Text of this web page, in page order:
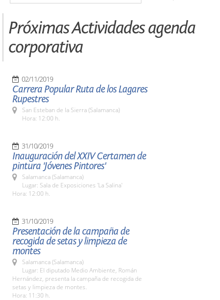
Próximas Actividades agenda
corporativa
02/11/2019
Carrera Popular Ruta de los Lagares
Rupestres
San Esteban de la Sierra (Salamanca)
Hora: 12:00 h.
31/10/2019
Inauguración del XXIV Certamen de
pintura 'Jóvenes Pintores'
Salamanca (Salamanca)
Lugar: Sala de Exposiciones 'La Salina'
Hora: 12:00 h.
31/10/2019
Presentación de la campaña de
recogida de setas y limpieza de
montes
Salamanca (Salamanca)
Lugar: El diputado Medio Ambiente, Román
Hernández, presenta la campaña de recogida de
setas y limpieza de montes.
Hora: 11:30 h.